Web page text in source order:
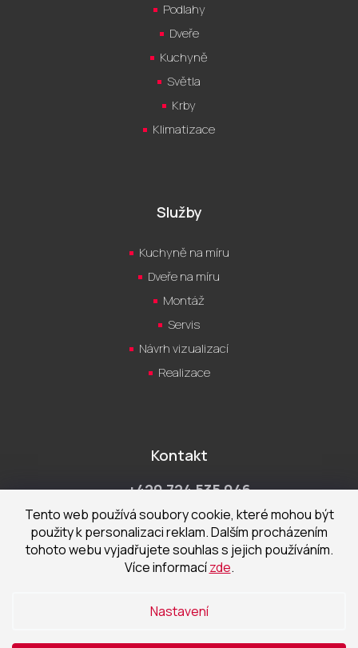
Tento web používá soubory cookie, které mohou být
použity k personalizaci reklam. Dalším procházením
tohoto webu vyjadřujete souhlas s jejich používáním.
Více informacízde.
Nastavení
Podlahy
Dveře
Kuchyně
Světla
Krby
Klimatizace
Služby
Kuchyně na míru
Dveře na míru
Montáž
Servis
Návrh vizualizací
Realizace
Kontakt
+420 724 535 046
Po-Pá 9:00 - 18:00 hod
obchod@cecetka.cz
370 01 České Budějovice